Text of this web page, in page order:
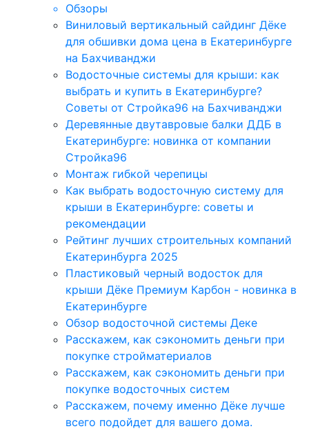
Обзоры
Виниловый вертикальный сайдинг Дёке
для обшивки дома цена в Екатеринбурге
на Бахчиванджи
Водосточные системы для крыши: как
выбрать и купить в Екатеринбурге?
Советы от Стройка96 на Бахчиванджи
Деревянные двутавровые балки ДДБ в
Екатеринбурге: новинка от компании
Стройка96
Монтаж гибкой черепицы
Как выбрать водосточную систему для
крыши в Екатеринбурге: советы и
рекомендации
Рейтинг лучших строительных компаний
Екатеринбурга 2025
Пластиковый черный водосток для
крыши Дёке Премиум Карбон - новинка в
Екатеринбурге
Обзор водосточной системы Деке
Расскажем, как сэкономить деньги при
покупке стройматериалов
Расскажем, как сэкономить деньги при
покупке водосточных систем
Расскажем, почему именно Дёке лучше
всего подойдет для вашего дома.